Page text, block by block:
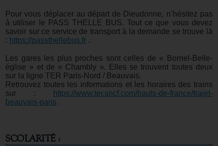
Pour vous déplacer au départ de Dieudonne, n’hésitez pas
à utiliser le PASS THELLE BUS. Tout ce que vous devez
savoir sur ce service de transport à la demande se trouve là
: https://passthellebus.fr .
Les gares les plus proches sont celles de « Bornel-Belle-
église » et de « Chambly ». Elles se trouvent toutes deux
sur la ligne TER Paris-Nord / Beauvais.
Retrouvez toutes les informations et les horaires des trains
sur :
https://www.ter.sncf.com/hauts-de-france/trajet-
beauvais-paris .
SCOLARITÉ :